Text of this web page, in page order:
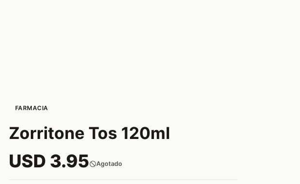
FARMACIA
Zorritone Tos 120ml
USD 3.95 Agotado